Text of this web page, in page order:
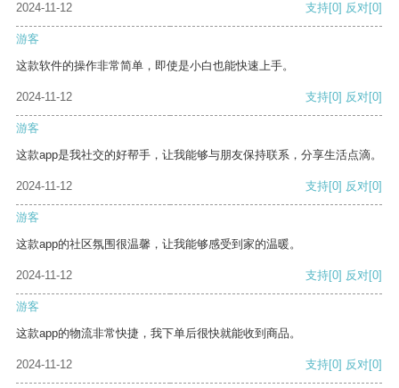
2024-11-12 支持[0] 反对[0]
游客
这款软件的操作非常简单，即使是小白也能快速上手。
2024-11-12 支持[0] 反对[0]
游客
这款app是我社交的好帮手，让我能够与朋友保持联系，分享生活点滴。
2024-11-12 支持[0] 反对[0]
游客
这款app的社区氛围很温馨，让我能够感受到家的温暖。
2024-11-12 支持[0] 反对[0]
游客
这款app的物流非常快捷，我下单后很快就能收到商品。
2024-11-12 支持[0] 反对[0]